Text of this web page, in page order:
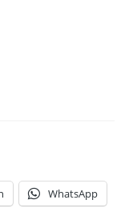
WhatsApp